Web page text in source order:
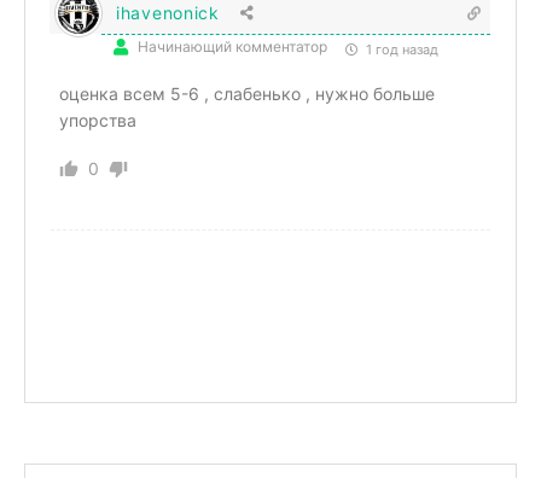
ihavenonick
Начинающий комментатор 1 год назад
оценка всем 5-6 , слабенько , нужно больше
упорства
0